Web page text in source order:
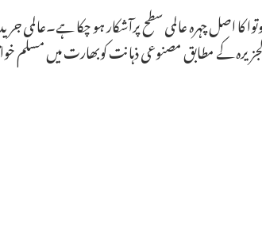
اصل چہرہ عالمی سطح پرآشکار ہو چکا ہے۔عالمی
الجزیرہ کے مطابق مصنوعی ذہانت کوبھارت میں